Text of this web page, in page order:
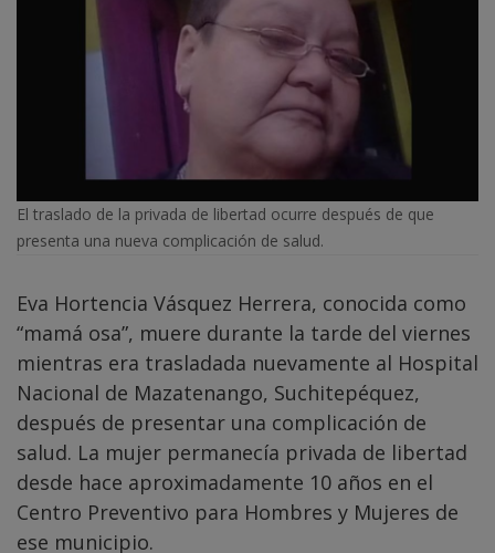
El traslado de la privada de libertad ocurre después de que
presenta una nueva complicación de salud.
Eva Hortencia Vásquez Herrera, conocida como
“mamá osa”, muere durante la tarde del viernes
mientras era trasladada nuevamente al Hospital
Nacional de Mazatenango, Suchitepéquez,
después de presentar una complicación de
salud. La mujer permanecía privada de libertad
desde hace aproximadamente 10 años en el
Centro Preventivo para Hombres y Mujeres de
ese municipio.